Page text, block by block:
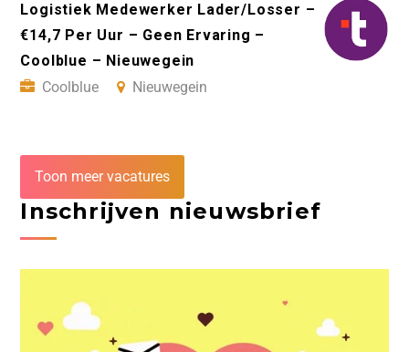
Logistiek Medewerker Lader/Losser –
€14,7 Per Uur – Geen Ervaring –
Coolblue – Nieuwegein
Coolblue
Nieuwegein
Toon meer vacatures
Inschrijven nieuwsbrief